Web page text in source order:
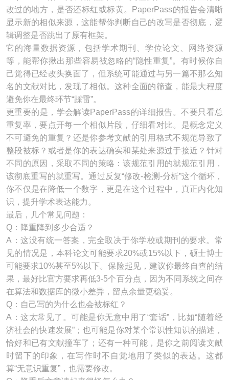
改过的地方，是否还标红或标黄。PaperPass的报告会清晰
显示新的相似来源，这能帮你判断自己的改写是否彻底，逻
辑调整是否跳出了原有框架。
它的海量数据资源，包括学术期刊、学位论文、网络资源
等，能帮你揪出那些容易被忽略的“隐性重复”。有时候你自
己觉得已经改头换面了，但系统可能通过与另一篇不那么知
名的文献对比，发现了相似。这种全面的筛查，能最大程度
避免你在最终环节“踩雷”。
更重要的是，学会解读PaperPass的详细报告。不要只看总
重复率，要点开每一个相似片段，仔细看对比。是概念定义
不可避免的重复？还是你参考文献的引用格式不规范导致了
整段被标？或者是你的表达确实和某处来源过于接近？针对
不同的原因，采取不同的策略：该规范引用的就规范引用，
该彻底重写的就重写。通过反复“修改-检测-分析”这个循环，
你不仅是在降低一个数字，更是在这个过程中，真正内化知
识，提升学术表达能力。
最后，几个常见问题：
Q：降重降到多少合适？
A：这没有统一答案，完全取决于你学校或期刊的要求。常
见的情况是，本科论文可能要求20%或15%以下，硕士博士
可能要求10%甚至5%以下。保险起见，建议你最终自查的结
果，最好比官方要求再低3-5个百分点，因为不同系统之间存
在算法和数据库的微小差异，留点余量更稳妥。
Q：自己写的为什么也会被标红？
A：这太常见了。可能是你无意中用了“套话”，比如“随着经
济社会的快速发展”；也可能是你对某个常识性知识的描述，
恰好和已有文献撞车了；还有一种可能，是你之前阅读文献
时留下的印象，在写作时不自觉地用了类似的表达。这都
算“无意识重复”，也需要修改。